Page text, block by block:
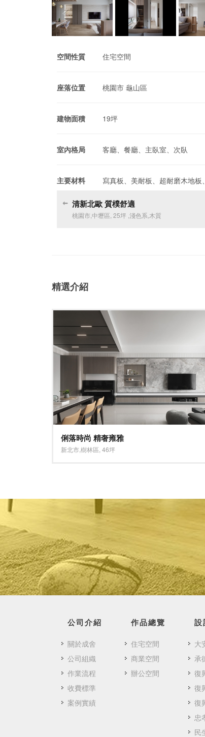
空間性質 住宅空間
座落位置 桃園市 龜山區
建物面積 19坪
室內格局 客廳、餐廳、主臥室、次臥
主要材料 寫真板、美耐板、超耐磨木地
清新北歐 質樸舒適
桃園市中壢區 25坪 淺色系 木質
精選介紹
高雄光靓醫美診所
高雄市苓雅區 230坪
公司介紹
關於成舍
公司組織
作業流程
收費標準
案例實績
作品總覽
住宅空間
商業空間
辦公空間
設
大
承
復
復
復
忠
民